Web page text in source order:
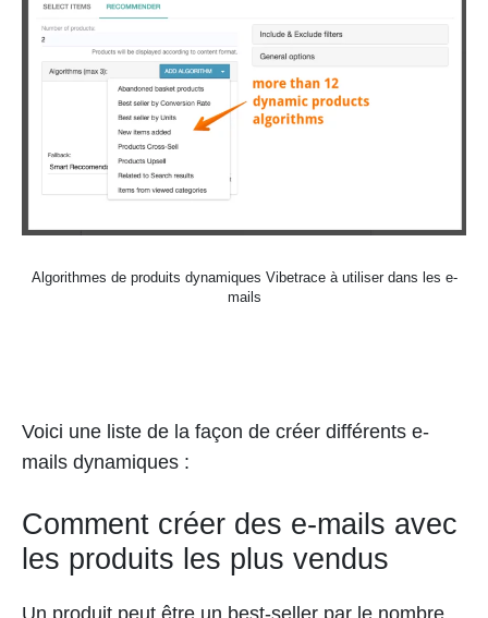
Algorithmes de produits dynamiques Vibetrace à utiliser dans les e-
mails
Voici une liste de la façon de créer différents e-
mails dynamiques :
Comment créer des e-mails avec
les produits les plus vendus
Un produit peut être un best-seller par le nombre